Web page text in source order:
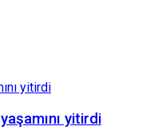
yitirdi